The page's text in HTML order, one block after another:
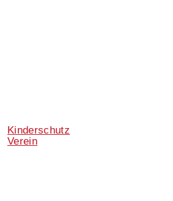
Kinderschutz
Verein